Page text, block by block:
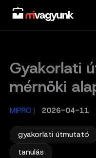
Skip
content
Gyakorlati
mérnöki
MIPRO / 2026-04-11
gyakorlati útmutató
tanulás